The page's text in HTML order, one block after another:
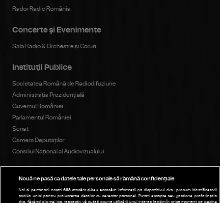
Rador Radio România
Concerte şi Evenimente
Sala Radio & Orchestre și Coruri
Instituţii Publice
Societatea Română de Radiodifuziune
Administrația Prezidențială
Guvernul României
Parlamentul României
Senat
Camera Deputaților
Consiliul Național al Audiovizualului
Parteneri
Nouă ne pasă ca datele tale personale să rămână confidențiale
Noi și partenerii noștri668 stocăm și/sau accesăm informații pe dispozitivul dvs., precum identificatorii
cookie unici pentru prelucrarea datelor cu caracter personal. Puteți accepta sau gestiona preferințele
dvs. făcând clic mai jos, respectiv vă puteți opune utilizării unui interes legitim în orice moment pe pagina